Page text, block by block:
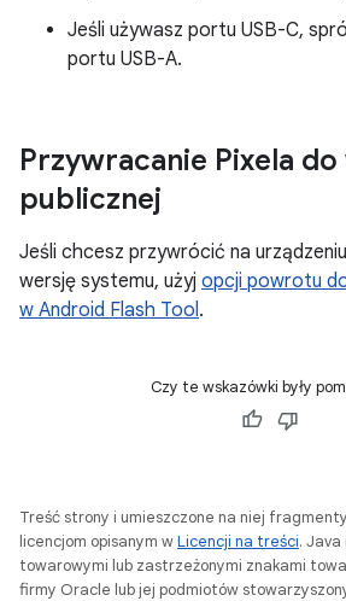
Jeśli używasz portu USB-C,
portu USB-A.
Przywracanie Pixela
publicznej
Jeśli chcesz przywrócić na
wersję systemu, użyj opcji powrotu
w Android Flash Tool.
Czy te wskazówki były
Treść strony i umieszczone na niej
licencjom opisanym wLicencji na treści. Java
towarowymi lub zastrzeżonymi znakami
firmy Oracle lub jej podmiotów